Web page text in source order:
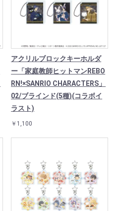
アクリルブロックキーホルダ
ー「家庭教師ヒットマンREBO
RN!×SANRIO CHARACTERS」
02/ブラインド(5種)(コラボイ
ラスト)
￥1,100